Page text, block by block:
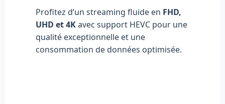
Profitez d’un streaming fluide en FHD,
UHD et 4Kavec support HEVC pour une
qualité exceptionnelle et une
consommation de données optimisée.